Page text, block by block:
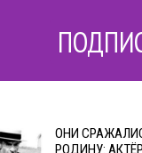
ОНИ
РОДИНУ: